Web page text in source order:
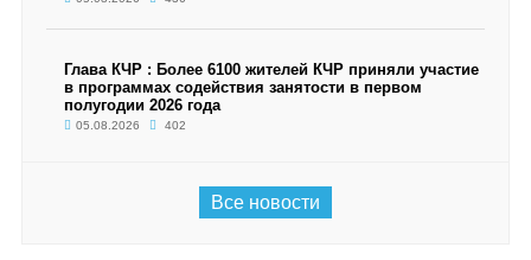
Глава КЧР : Более 6100 жителей КЧР приняли участие
в программах содействия занятости в первом
полугодии 2026 года
05.08.2026 402
Все новости